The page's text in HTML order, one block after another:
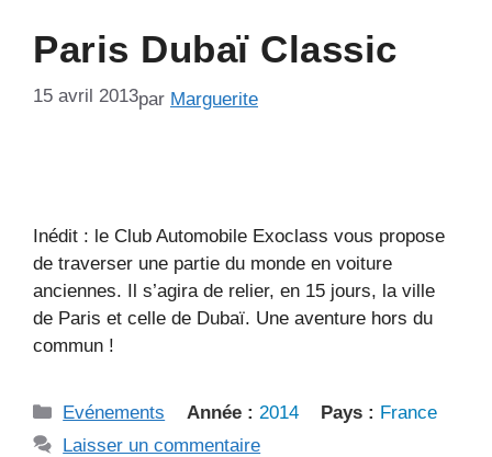
Paris Dubaï Classic
15 avril 2013par Marguerite
Inédit : le Club Automobile Exoclass vous propose
de traverser une partie du monde en voiture
anciennes. Il s’agira de relier, en 15 jours, la ville
de Paris et celle de Dubaï. Une aventure hors du
commun !
Catégories
Evénements Année : 2014 Pays : France
Laisser un commentaire